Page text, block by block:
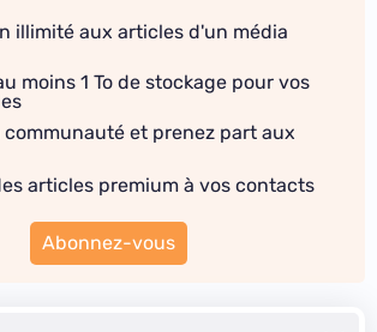
illimité aux articles d'un média
moins 1 To de stockage pour vos
communauté et prenez part aux
articles premium à vos contacts
Abonnez-vous